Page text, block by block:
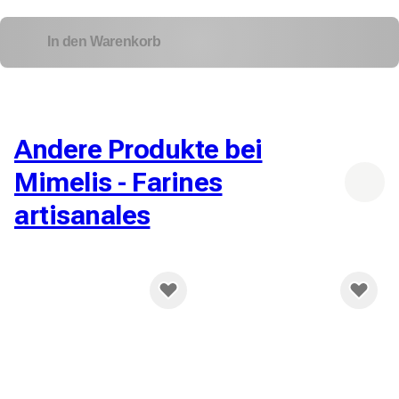
In den Warenkorb
Andere Produkte bei
Mimelis - Farines
artisanales